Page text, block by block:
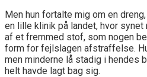
Men hun fortalte mig om en
en lille klinik på landet, hvor
af et fremmed stof, som nogen
form for fejlslagen afstraffelse.
men minderne lå stadig i hendes
helt havde lagt bag sig.